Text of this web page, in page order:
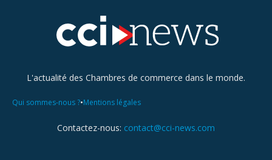
L'actualité des Chambres de commerce dans le monde.
Qui sommes-nous ?•Mentions légales
Contactez-nous: contact@cci-news.com